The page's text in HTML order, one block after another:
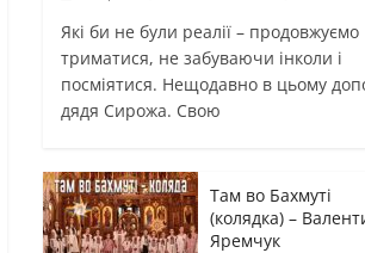
Які би не були реалії – продовжуємо
триматися, не забуваючи інколи і
посміятися. Нещодавно в цьому
дядя Сирожа. Свою
Там во Бахмуті
(колядка) –
Яремчук